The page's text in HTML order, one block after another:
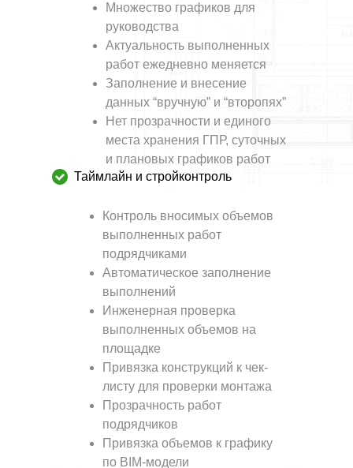
Множество графиков для
руководства
Актуальность выполненных
работ ежедневно меняется
Заполнение и внесение
данных “вручную” и “второпях”
Нет прозрачности и единого
места хранения ГПР, суточных
и плановых графиков работ
Таймлайн и стройконтроль
Контроль вносимых объемов
выполненных работ
подрядчиками
Автоматическое заполнение
выполнений
Инженерная проверка
выполненных объемов на
площадке
Привязка конструкций к чек-
листу для проверки монтажа
Прозрачность работ
подрядчиков
Привязка объемов к графику
по BIM-модели